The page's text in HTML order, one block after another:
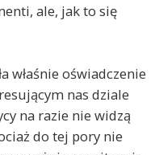
ale, jak to się
właśnie oświadczenie
nas dziale
na razie nie widzą
do tej pory nie